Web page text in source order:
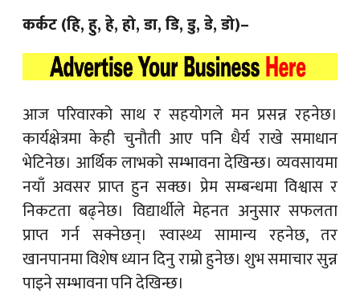
कर्कट (हि, हु, हे, हो, डा, डि, डु, डे, डो)–
आज परिवारको साथ र सहयोगले मन प्रसन्न रहनेछ।
कार्यक्षेत्रमा केही चुनौती आए पनि धैर्य राखे समाधान
भेटिनेछ। आर्थिक लाभको सम्भावना देखिन्छ। व्यवसायमा
नयाँ अवसर प्राप्त हुन सक्छ। प्रेम सम्बन्धमा विश्वास र
निकटता बढ्नेछ। विद्यार्थीले मेहनत अनुसार सफलता
प्राप्त गर्न सक्नेछन्। स्वास्थ्य सामान्य रहनेछ, तर
खानपानमा विशेष ध्यान दिनु राम्रो हुनेछ। शुभ समाचार सुन्न
पाइने सम्भावना पनि देखिन्छ।